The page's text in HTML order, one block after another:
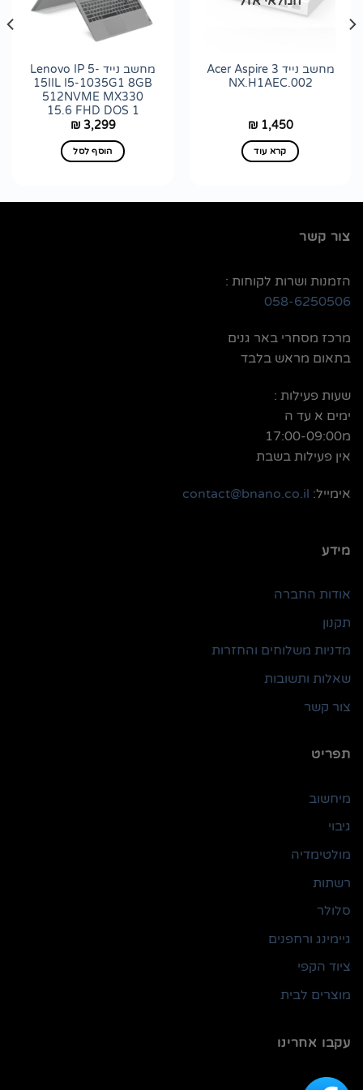
לרשימת
מחשב נייד Acer Aspire 3
NX.H1AEC.002
₪1,450
קרא עוד
לרשימת
wishlist
מחשב נייד Lenovo IP 5-
15IIL I5-1035G1 8GB
512NVME MX330
15.6 FHD DOS 1
₪3,299
הוסף לסל
צור קשר
הזמנות ושרות לקוחות :
058-6250506
מרכז מסחרי באר גנים
בתאום מראש בלבד
שעות פעילות :
ימים א עד ה
אין פעילות בשבת
אימייל:contact@bnano.co.il
מידע
אודות החברה
תקנון
מדניות משלוחים והחזרות
שאלות ותשובות
צור קשר
תפריט
מיחשוב
גיבוי
מולטימדיה
רשתות
סלולר
גיימינג ורחפנים
ציוד הקפי
מוצרים לבית
עקבו אחרינו